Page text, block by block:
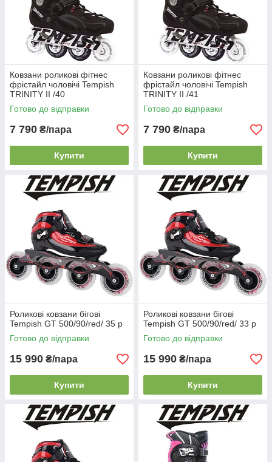
Ковзани роликові фітнес
фрістайл чоловічі Tempish
TRINITY II /40
Готово до відправки
7 790 ₴/пара
Купити
Ковзани роликові фітнес
фрістайл чоловічі Tempish
TRINITY II /41
Готово до відправки
7 790 ₴/пара
Купити
Роликові ковзани бігові
Tempish GT 500/90/red/ 35 р
Готово до відправки
15 990 ₴/пара
Купити
Роликові ковзани бігові
Tempish GT 500/90/red/ 33 р
Готово до відправки
15 990 ₴/пара
Купити